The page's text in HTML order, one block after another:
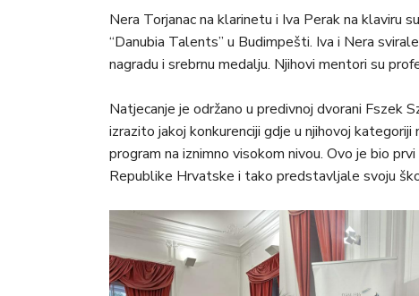
Nera Torjanac na klarinetu i Iva Perak na klaviru
“Danubia Talents” u Budimpešti. Iva i Nera
nagradu i srebrnu medalju. Njihovi mentori su
Natjecanje je održano u predivnoj dvorani Fszek
izrazito jakoj konkurenciji gdje u njihovoj
program na iznimno visokom nivou. Ovo je bio
Republike Hrvatske i tako predstavljale svoju